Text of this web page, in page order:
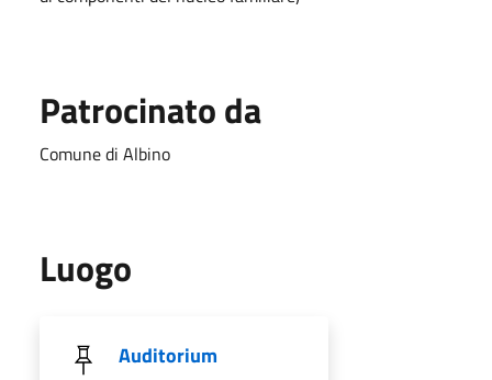
Patrocinato da
Comune di Albino
Luogo
Auditorium